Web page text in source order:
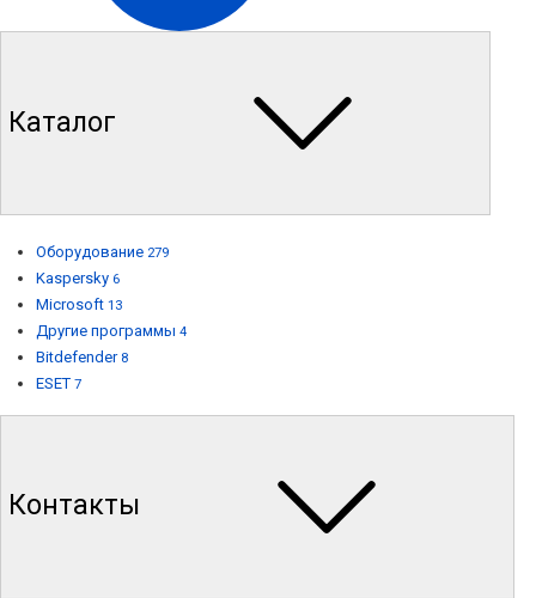
Каталог
Оборудование 279
Kaspersky 6
Microsoft 13
Другие программы 4
Bitdefender 8
ESET 7
Контакты